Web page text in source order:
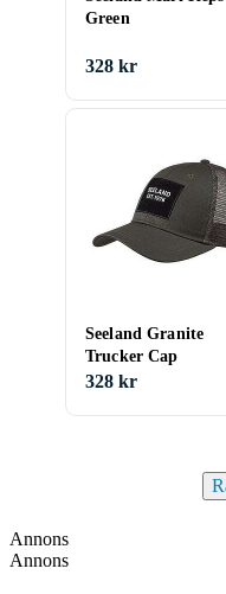
Green
328 kr
Seeland Granite
Trucker Cap
328 kr
Annons
Annons